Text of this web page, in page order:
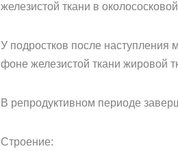
железистой ткани в
У подростков после наступления
фоне железистой ткани жировой
В репродуктивном периоде
Строение: